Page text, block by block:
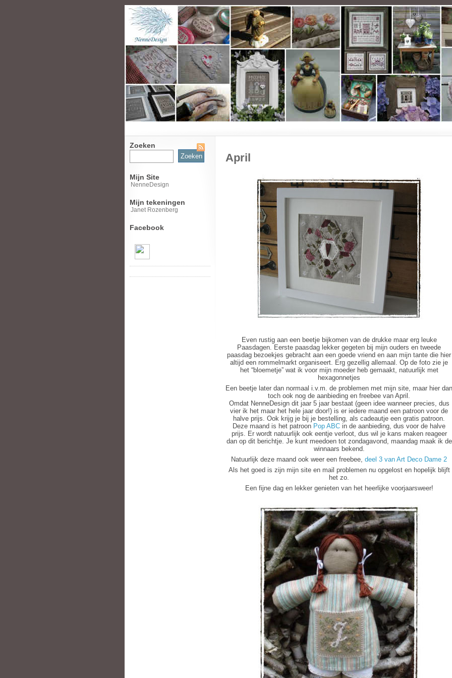
Zoeken
Zoeken
naar:
Mijn Site
NenneDesign
Mijn tekeningen
Janet Rozenberg
Facebook
April
Even rustig aan een beetje bijkomen van de drukke maar erg leuke
Paasdagen. Eerste paasdag lekker gegeten bij mijn ouders en tweede
paasdag bezoekjes gebracht aan een goede vriend en aan mijn tante die hier
altijd een rommelmarkt organiseert. Erg gezellig allemaal. Op de foto zie je
het “bloemetje” wat ik voor mijn moeder heb gemaakt, natuurlijk met
hexagonnetjes
Een beetje later dan normaal i.v.m. de problemen met mijn site, maar hier dan
toch ook nog de aanbieding en freebee van April.
Omdat NenneDesign dit jaar 5 jaar bestaat (geen idee wanneer precies, dus
vier ik het maar het hele jaar door!) is er iedere maand een patroon voor de
halve prijs. Ook krijg je bij je bestelling, als cadeautje een gratis patroon.
Deze maand is het patroon Pop ABC in de aanbieding, dus voor de halve
prijs. Er wordt natuurlijk ook eentje verloot, dus wil je kans maken reageer
dan op dit berichtje. Je kunt meedoen tot zondagavond, maandag maak ik de
winnaars bekend.
Natuurlijk deze maand ook weer een freebee, deel 3 van Art Deco Dame 2
Als het goed is zijn mijn site en mail problemen nu opgelost en hopelijk blijft
het zo.
Een fijne dag en lekker genieten van het heerlijke voorjaarsweer!